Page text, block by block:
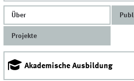
Über
Projekte
Akademische Ausbildung